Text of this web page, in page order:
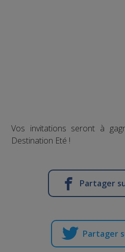
Vos invitations seront à
Destination Eté !
Partager
Partager